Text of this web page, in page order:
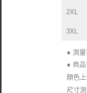
2XL
3XL
● 測
● 商
顏色
尺寸